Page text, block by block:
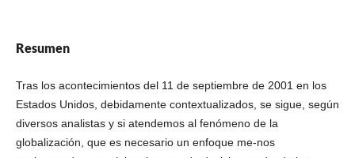
Resumen
Tras los acontecimientos del 11 de septiembre de 2001 en los
Estados Unidos, debidamente contextualizados, se sigue, según
diversos analistas y si atendemos al fenómeno de la
globalización, que es necesario un enfoque me-nos